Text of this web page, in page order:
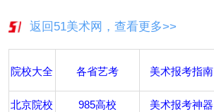
返回51美术网，查看更多>>
院校大全 各省艺考 美术报考指南
北京院校 985高校 美术报考神器